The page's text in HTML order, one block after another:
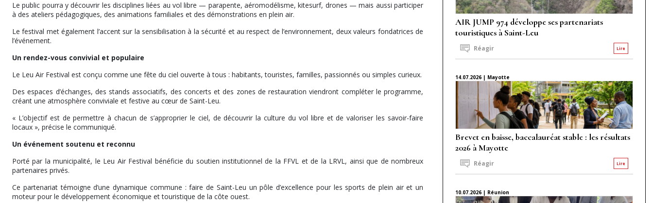
Le public pourra y découvrir les disciplines liées au vol libre — parapente, aéromodélisme, kitesurf, drones — mais aussi participer
à des ateliers pédagogiques, des animations familiales et des démonstrations en plein air.
Le festival met également l’accent sur la sensibilisation à la sécurité et au respect de l’environnement, deux valeurs fondatrices de
l’événement.
Un rendez-vous convivial et populaire
Le Leu Air Festival est conçu comme une fête du ciel ouverte à tous : habitants, touristes, familles, passionnés ou simples curieux.
Des espaces d’échanges, des stands associatifs, des concerts et des zones de restauration viendront compléter le programme,
créant une atmosphère conviviale et festive au cœur de Saint-Leu.
« L’objectif est de permettre à chacun de s’approprier le ciel, de découvrir la culture du vol libre et de valoriser les savoir-faire
locaux », précise le communiqué.
Un événement soutenu et reconnu
Porté par la municipalité, le Leu Air Festival bénéficie du soutien institutionnel de la FFVL et de la LRVL, ainsi que de nombreux
partenaires privés.
Ce partenariat témoigne d’une dynamique commune : faire de Saint-Leu un pôle d’excellence pour les sports de plein air et un
moteur pour le développement économique et touristique de la côte ouest.
AIR JUMP 974 développe ses partenariats
touristiques à Saint-Leu
Lire
Réagir
14.07.2026 | Mayotte
Brevet en baisse, baccalauréat stable : les résultats
2026 à Mayotte
Lire
Réagir
10.07.2026 | Réunion